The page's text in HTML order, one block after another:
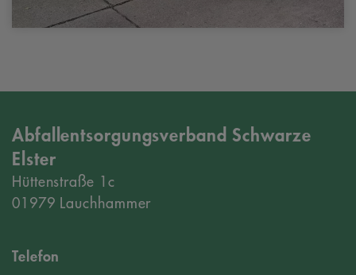
Abfallentsorgungsverband Schwarze
Elster
Hüttenstraße 1c
01979 Lauchhammer
Telefon